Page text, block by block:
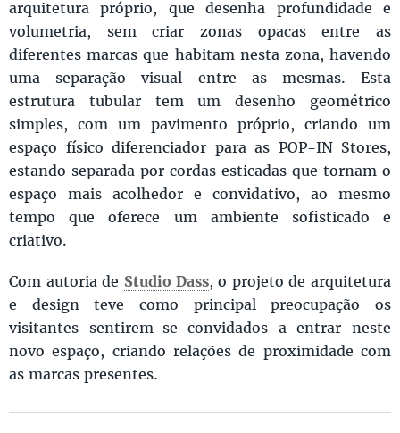
arquitetura próprio, que desenha profundidade e
volumetria, sem criar zonas opacas entre as
diferentes marcas que habitam nesta zona, havendo
uma separação visual entre as mesmas. Esta
estrutura tubular tem um desenho geométrico
simples, com um pavimento próprio, criando um
espaço físico diferenciador para as POP-IN Stores,
estando separada por cordas esticadas que tornam o
espaço mais acolhedor e convidativo, ao mesmo
tempo que oferece um ambiente sofisticado e
criativo.
Com autoria de Studio Dass, o projeto de arquitetura
e design teve como principal preocupação os
visitantes sentirem-se convidados a entrar neste
novo espaço, criando relações de proximidade com
as marcas presentes.